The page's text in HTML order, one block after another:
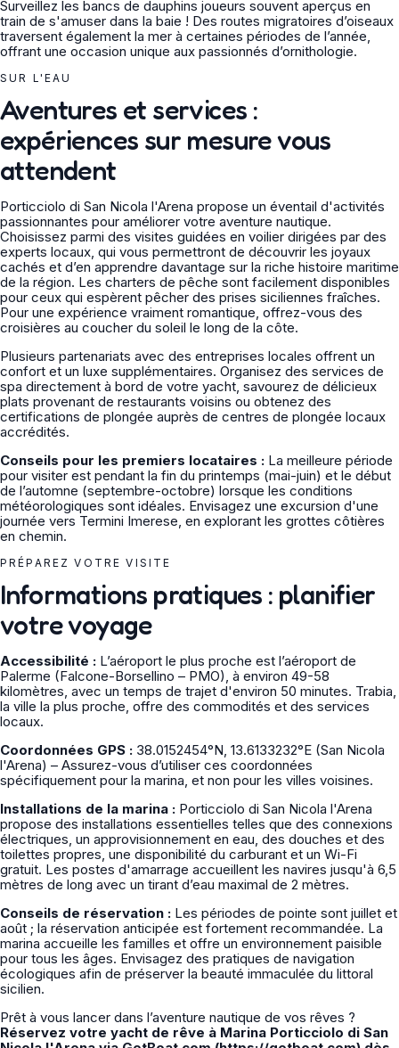
Surveillez les bancs de dauphins joueurs souvent aperçus en
train de s'amuser dans la baie ! Des routes migratoires d’oiseaux
traversent également la mer à certaines périodes de l’année,
offrant une occasion unique aux passionnés d’ornithologie.
SUR L'EAU
Aventures et services :
expériences sur mesure vous
attendent
Porticciolo di San Nicola l'Arena propose un éventail d'activités
passionnantes pour améliorer votre aventure nautique.
Choisissez parmi des visites guidées en voilier dirigées par des
experts locaux, qui vous permettront de découvrir les joyaux
cachés et d’en apprendre davantage sur la riche histoire maritime
de la région. Les charters de pêche sont facilement disponibles
pour ceux qui espèrent pêcher des prises siciliennes fraîches.
Pour une expérience vraiment romantique, offrez-vous des
croisières au coucher du soleil le long de la côte.
Plusieurs partenariats avec des entreprises locales offrent un
confort et un luxe supplémentaires. Organisez des services de
spa directement à bord de votre yacht, savourez de délicieux
plats provenant de restaurants voisins ou obtenez des
certifications de plongée auprès de centres de plongée locaux
accrédités.
Conseils pour les premiers locataires : La meilleure période
pour visiter est pendant la fin du printemps (mai-juin) et le début
de l’automne (septembre-octobre) lorsque les conditions
météorologiques sont idéales. Envisagez une excursion d'une
journée vers Termini Imerese, en explorant les grottes côtières
en chemin.
PRÉPAREZ VOTRE VISITE
Informations pratiques : planifier
votre voyage
Accessibilité : L’aéroport le plus proche est l’aéroport de
Palerme (Falcone-Borsellino – PMO), à environ 49-58
kilomètres, avec un temps de trajet d'environ 50 minutes. Trabia,
la ville la plus proche, offre des commodités et des services
locaux.
Coordonnées GPS : 38.0152454°N, 13.6133232°E (San Nicola
l'Arena) – Assurez-vous d’utiliser ces coordonnées
spécifiquement pour la marina, et non pour les villes voisines.
Installations de la marina : Porticciolo di San Nicola l'Arena
propose des installations essentielles telles que des connexions
électriques, un approvisionnement en eau, des douches et des
toilettes propres, une disponibilité du carburant et un Wi-Fi
gratuit. Les postes d'amarrage accueillent les navires jusqu'à 6,5
mètres de long avec un tirant d’eau maximal de 2 mètres.
Conseils de réservation : Les périodes de pointe sont juillet et
août ; la réservation anticipée est fortement recommandée. La
marina accueille les familles et offre un environnement paisible
pour tous les âges. Envisagez des pratiques de navigation
écologiques afin de préserver la beauté immaculée du littoral
sicilien.
Prêt à vous lancer dans l’aventure nautique de vos rêves ?
Réservez votre yacht de rêve à Marina Porticciolo di San